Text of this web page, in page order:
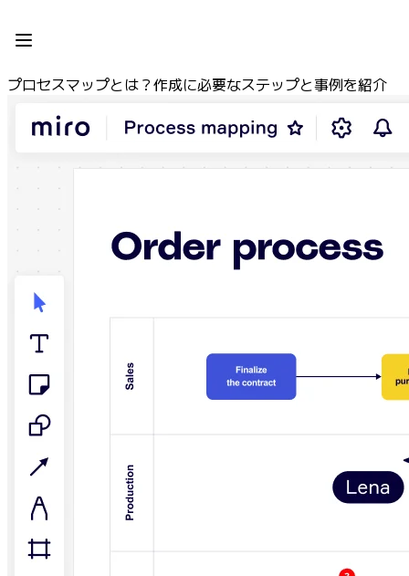
インテリジェント キャンバス
フロー
プロトタイプとワイヤーフレーム
Engage
プラットフォーム
コネクター
MCP サーバー
AI プレイブックを見る
ブループリント
セキュリティー
Enterprise Guard
開発者プラットフォーム
ホワイトボード
ダイアグラム
カンバン
プロセスマップとは？作成に必要なステップと事例を紹介